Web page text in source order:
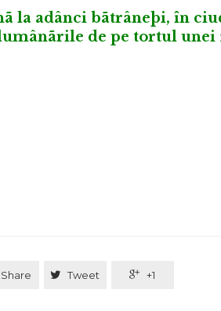
la adânci bãtrâneþi, în
de pe tortul unei
Share  Tweet  +1